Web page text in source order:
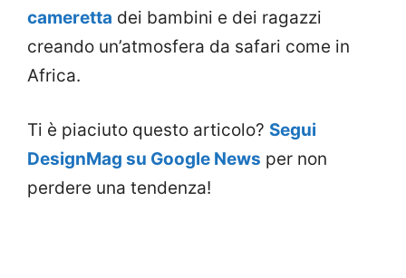
cameretta dei bambini e dei ragazzi
creando un’atmosfera da safari come in
Africa.
Ti è piaciuto questo articolo? Segui
DesignMag su Google News per non
perdere una tendenza!